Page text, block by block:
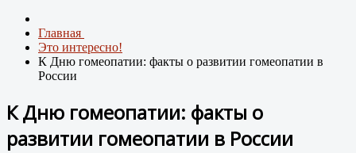
Главная
Это интересно!
К Дню гомеопатии: факты о развитии гомеопатии в
России
К Дню гомеопатии: факты о
развитии гомеопатии в России